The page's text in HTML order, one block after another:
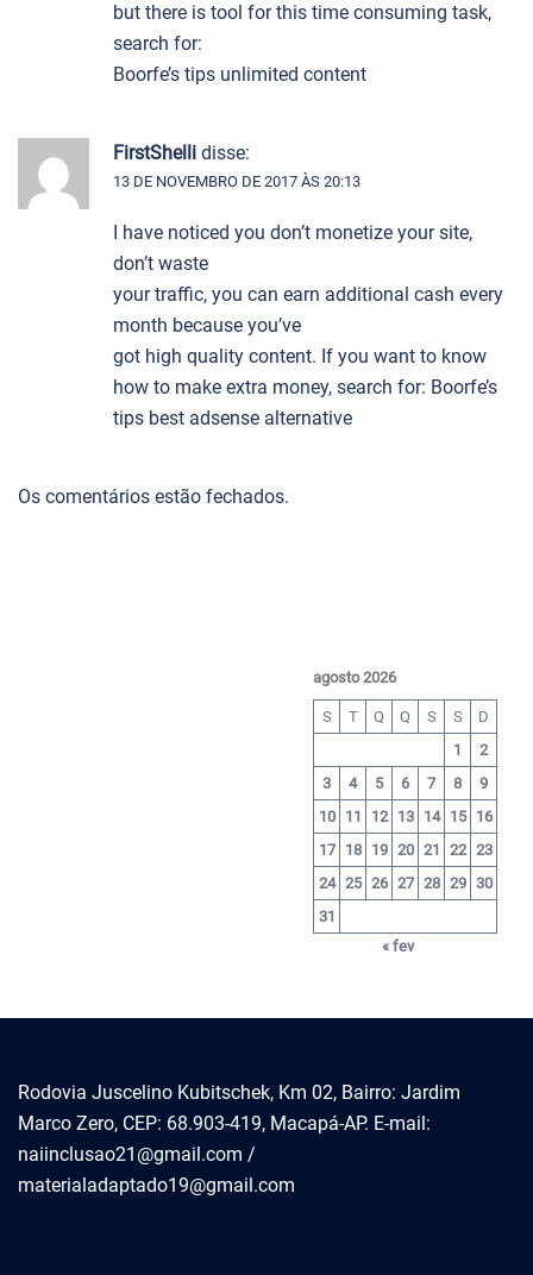
but there is tool for this time consuming task,
search for:
Boorfe’s tips unlimited content
FirstShelli disse:
13 DE NOVEMBRO DE 2017 ÀS 20:13
I have noticed you don’t monetize your site,
don’t waste
your traffic, you can earn additional cash every
month because you’ve
got high quality content. If you want to know
how to make extra money, search for: Boorfe’s
tips best adsense alternative
Os comentários estão fechados.
agosto 2026
S T Q Q S S
D
1
2
3
4 5 6 7 8
9
10
11 12 13 14 15
16
17
18 19 20 21 22 23
24 25 26 27 28 29 30
31
« fev
Rodovia Juscelino Kubitschek, Km 02, Bairro: Jardim
Marco Zero, CEP: 68.903-419, Macapá-AP. E-mail:
naiinclusao21@gmail.com /
materialadaptado19@gmail.com